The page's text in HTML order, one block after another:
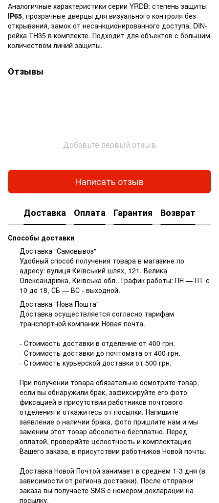
Аналогичные характеристики серии YRDB: степень защиты
IP65, прозрачные дверцы для визуального контроля без
открывания, замок от несанкционированного доступа, DIN-
рейка TH35 в комплекте. Подходит для объектов с большим
количеством линий защиты.
Отзывы
Добавьте первый отзыв
Написать отзыв
Доставка Оплата Гарантия Возврат
Способы доставки
Доставка "Самовывоз"
Удобный способ получения товара в магазине по
адресу: вулиця Київський шлях, 121, Велика
Олександрівка, Київська обл.. График работы: ПН — ПТ с
10 до 18, СБ — ВС - выходной.
Доставка "Нова Пошта"
Доставка осуществляется согласно тарифам
транспортной компании Новая почта.
- Стоимость доставки в отделение от 400 грн.
- Стоимость доставки до почтомата от 400 грн.
- Стоимость курьерской доставки от 500 грн.
При получении товара обязательно осмотрите товар,
если вы обнаружили брак, зафиксируйте его фото
фиксацией в присутствии работников почтового
отделения и откажитесь от посылки. Напишите
заявление о наличии брака, фото пришлите нам и мы
заменим этот товар абсолютно бесплатно. Перед
оплатой, проверяйте целостность и комплектацию
Вашего заказа, в присутствии работников Новой почты.
Доставка Новой Почтой занимает в среднем 1-3 дня (в
зависимости от региона доставки). После отправки
заказа вы получаете SMS с номером декларации на
посылку.